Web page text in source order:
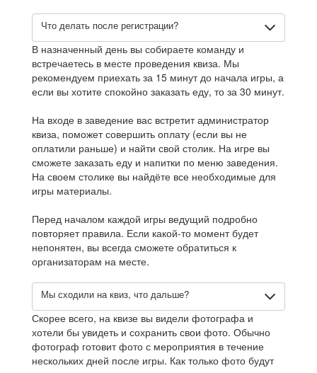
Что делать после регистрации?
В назначенный день вы собираете команду и
встречаетесь в месте проведения квиза. Мы
рекомендуем приехать за 15 минут до начала игры, а
если вы хотите спокойно заказать еду, то за 30 минут.
На входе в заведение вас встретит администратор
квиза, поможет совершить оплату (если вы не
оплатили раньше) и найти свой столик. На игре вы
сможете заказать еду и напитки по меню заведения.
На своем столике вы найдёте все необходимые для
игры материалы.
Перед началом каждой игры ведущий подробно
повторяет правила. Если какой-то момент будет
непонятен, вы всегда сможете обратиться к
организаторам на месте.
Мы сходили на квиз, что дальше?
Скорее всего, на квизе вы видели фотографа и
хотели бы увидеть и сохранить свои фото. Обычно
фотограф готовит фото с мероприятия в течение
нескольких дней после игры. Как только фото будут